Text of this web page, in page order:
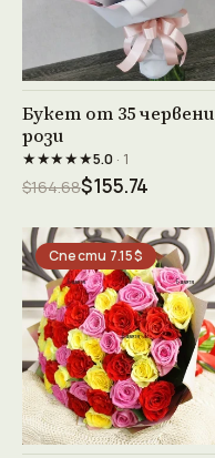
Виж продукта →
Букет от 35 червени
рози
★★★★★5.0· 1
$164.68$155.74
Спести 7.15$